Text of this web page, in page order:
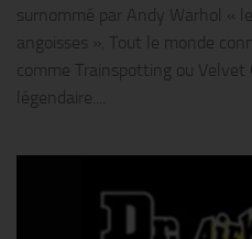
surnommé par Andy Warhol «
angoisses ». Tout le monde
comme Trainspotting ou Velvet
légendaire....